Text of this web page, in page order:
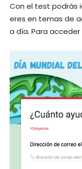
Con el test podrás
eres en temas de
a día. Para